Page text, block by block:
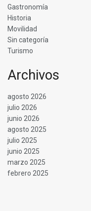
Gastronomía
Historia
Movilidad
Sin categoría
Turismo
Archivos
agosto 2026
julio 2026
junio 2026
agosto 2025
julio 2025
junio 2025
marzo 2025
febrero 2025